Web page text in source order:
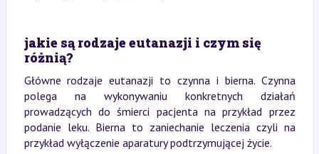
jakie są rodzaje eutanazji i czym się
różnią?
Główne rodzaje eutanazji to czynna i bierna. Czynna
polega na wykonywaniu konkretnych działań
prowadzących do śmierci pacjenta na przykład przez
podanie leku. Bierna to zaniechanie leczenia czyli na
przykład wyłączenie aparatury podtrzymującej życie.